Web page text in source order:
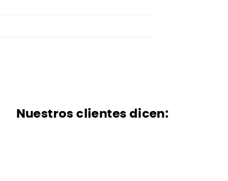
Nuestros clientes dicen: